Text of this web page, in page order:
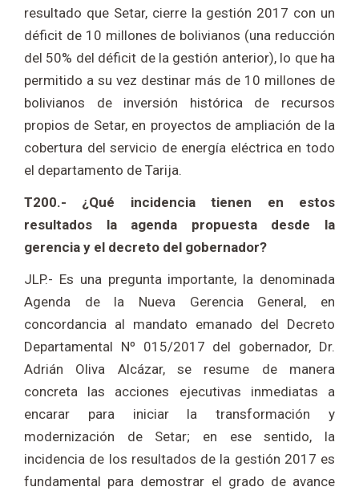
resultado que Setar, cierre la gestión 2017 con un
déficit de 10 millones de bolivianos (una reducción
del 50% del déficit de la gestión anterior), lo que ha
permitido a su vez destinar más de 10 millones de
bolivianos de inversión histórica de recursos
propios de Setar, en proyectos de ampliación de la
cobertura del servicio de energía eléctrica en todo
el departamento de Tarija.
T200.- ¿Qué incidencia tienen en estos
resultados la agenda propuesta desde la
gerencia y el decreto del gobernador?
JLP.- Es una pregunta importante, la denominada
Agenda de la Nueva Gerencia General, en
concordancia al mandato emanado del Decreto
Departamental Nº 015/2017 del gobernador, Dr.
Adrián Oliva Alcázar, se resume de manera
concreta las acciones ejecutivas inmediatas a
encarar para iniciar la transformación y
modernización de Setar; en ese sentido, la
incidencia de los resultados de la gestión 2017 es
fundamental para demostrar el grado de avance